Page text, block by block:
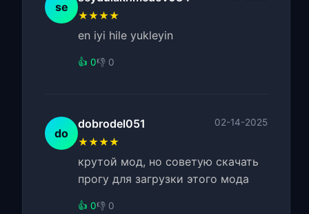
se
★★★★
en iyi hile yukleyin
👍 0👎 0
do
dobrodel051 02-14-2025
★★★★
крутой мод, но советую скачать
прогу для загрузки этого мода
👍 0👎 0